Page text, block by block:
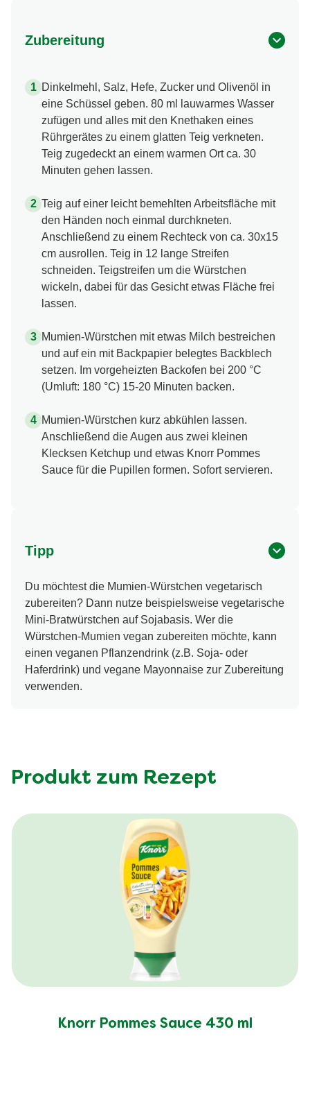
Zubereitung
Dinkelmehl, Salz, Hefe, Zucker und Olivenöl in
eine Schüssel geben. 80 ml lauwarmes Wasser
zufügen und alles mit den Knethaken eines
Rührgerätes zu einem glatten Teig verkneten.
Teig zugedeckt an einem warmen Ort ca. 30
Minuten gehen lassen.
Teig auf einer leicht bemehlten Arbeitsfläche mit
den Händen noch einmal durchkneten.
Anschließend zu einem Rechteck von ca. 30x15
cm ausrollen. Teig in 12 lange Streifen
schneiden. Teigstreifen um die Würstchen
wickeln, dabei für das Gesicht etwas Fläche frei
lassen.
Mumien-Würstchen mit etwas Milch bestreichen
und auf ein mit Backpapier belegtes Backblech
setzen. Im vorgeheizten Backofen bei 200 °C
(Umluft: 180 °C) 15-20 Minuten backen.
Mumien-Würstchen kurz abkühlen lassen.
Anschließend die Augen aus zwei kleinen
Klecksen Ketchup und etwas Knorr Pommes
Sauce für die Pupillen formen. Sofort servieren.
Tipp
Du möchtest die Mumien-Würstchen vegetarisch
zubereiten? Dann nutze beispielsweise vegetarische
Mini-Bratwürstchen auf Sojabasis. Wer die
Würstchen-Mumien vegan zubereiten möchte, kann
einen veganen Pflanzendrink (z.B. Soja- oder
Haferdrink) und vegane Mayonnaise zur Zubereitung
verwenden.
Produkt zum Rezept
Knorr Pommes Sauce 430 ml